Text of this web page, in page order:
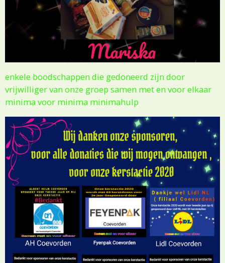
enkele boodschappen die gedoneerd zijn door
vrijwilliger van onze groep samen met en voor elkaar
minima voor minima minimahulp